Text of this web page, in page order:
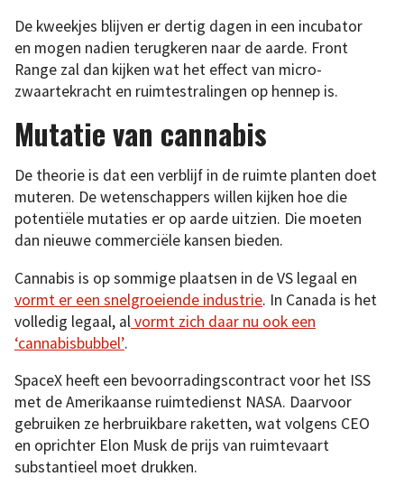
De kweekjes blijven er dertig dagen in een incubator
en mogen nadien terugkeren naar de aarde. Front
Range zal dan kijken wat het effect van micro-
zwaartekracht en ruimtestralingen op hennep is.
Mutatie van cannabis
De theorie is dat een verblijf in de ruimte planten doet
muteren. De wetenschappers willen kijken hoe die
potentiële mutaties er op aarde uitzien. Die moeten
dan nieuwe commerciële kansen bieden.
Cannabis is op sommige plaatsen in de VS legaal en
vormt er een snelgroeiende industrie. In Canada is het
volledig legaal, alvormt zich daar nu ook een
‘cannabisbubbel’.
SpaceX heeft een bevoorradingscontract voor het ISS
met de Amerikaanse ruimtedienst NASA. Daarvoor
gebruiken ze herbruikbare raketten, wat volgens CEO
en oprichter Elon Musk de prijs van ruimtevaart
substantieel moet drukken.